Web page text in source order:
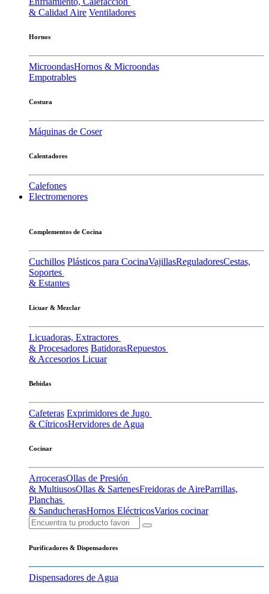
& Calidad Aire Ventiladores
Hornos
MicroondasHornos & Microondas
Empotrables
Costura
Máquinas de Coser
Calentadores
Calefones
Electromenores
Complementos de Cocina
Cuchillos Plásticos para CocinaVajillasReguladoresCestas,
Soportes
& Estantes
Licuar & Mezclar
Licuadoras, Extractores
& Procesadores BatidorasRepuestos
& Accesorios Licuar
Bebidas
Cafeteras Exprimidores de Jugo
& CítricosHervidores de Agua
Cocinar
ArrocerasOllas de Presión
& MultiusosOllas & SartenesFreidoras de AireParrillas,
Planchas
& SanducherasHornos EléctricosVarios cocinar
Purificadores & Dispensadores
Dispensadores de Agua